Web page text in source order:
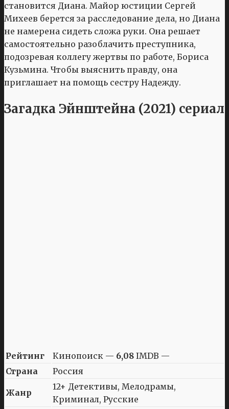
становится Диана. Майор юстиции Сергей
Михеев берется за расследование дела, но Диана
не намерена сидеть сложа руки. Она решает
самостоятельно разоблачить преступника,
подозревая коллегу жертвы по работе, Бориса
Кузьмина. Чтобы выяснить правду, она
приглашает на помощь сестру Надежду.
Загадка Эйнштейна (2021) сериал
Рейтинг Кинопоиск — 6,08 IMDB —
Страна
Россия
Жанр
12+ Детективы, Мелодрамы,
Криминал, Русские